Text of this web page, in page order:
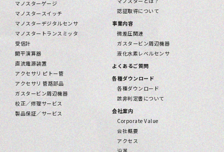
マノスターゲージ
マノスタースイッチ
マノスターデジタルセンサ
マノスタートランスミッタ
受信計
開平演算器
直流電源装置
アクセサリ ピトー管
アクセサリ 管路部品
ガスタービン周辺機器
校正／修理サービス
製品保証／サービス
認証取得について
事業内容
微差圧関連
ガスタービン周辺機器
液化水素レベルセンサ
よくあるご質問
各種ダウンロード
各種ダウンロード
該⾮判定書について
会社案内
Corporate Value
会社概要
アクセス